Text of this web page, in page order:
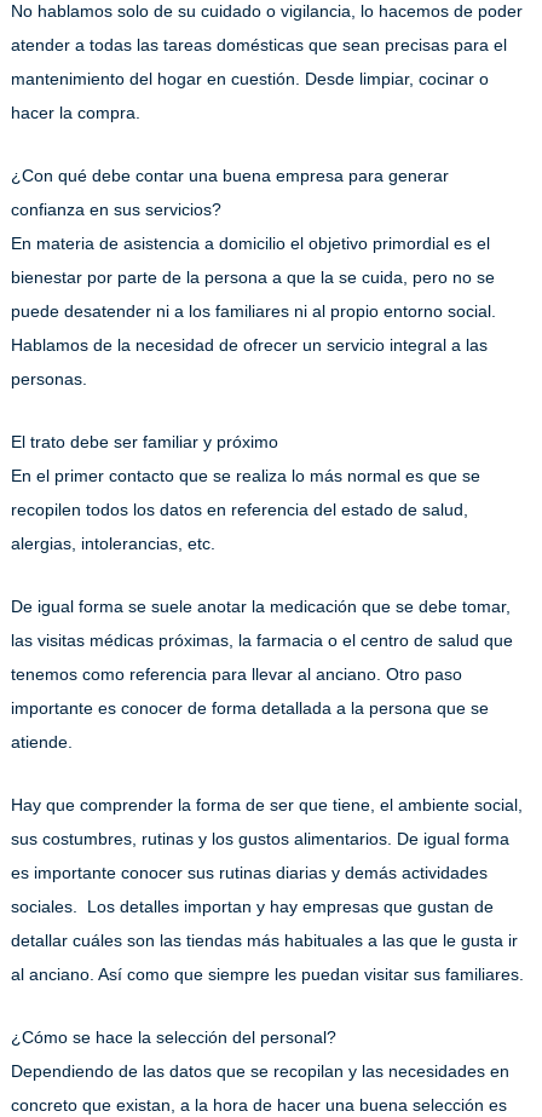
No hablamos solo de su cuidado o vigilancia, lo hacemos de poder
atender a todas las tareas domésticas que sean precisas para el
mantenimiento del hogar en cuestión. Desde limpiar, cocinar o
hacer la compra.
¿Con qué debe contar una buena empresa para generar
confianza en sus servicios?
En materia de asistencia a domicilio el objetivo primordial es el
bienestar por parte de la persona a que la se cuida, pero no se
puede desatender ni a los familiares ni al propio entorno social.
Hablamos de la necesidad de ofrecer un servicio integral a las
personas.
El trato debe ser familiar y próximo
En el primer contacto que se realiza lo más normal es que se
recopilen todos los datos en referencia del estado de salud,
alergias, intolerancias, etc.
De igual forma se suele anotar la medicación que se debe tomar,
las visitas médicas próximas, la farmacia o el centro de salud que
tenemos como referencia para llevar al anciano. Otro paso
importante es conocer de forma detallada a la persona que se
atiende.
Hay que comprender la forma de ser que tiene, el ambiente social,
sus costumbres, rutinas y los gustos alimentarios. De igual forma
es importante conocer sus rutinas diarias y demás actividades
sociales. Los detalles importan y hay empresas que gustan de
detallar cuáles son las tiendas más habituales a las que le gusta ir
al anciano. Así como que siempre les puedan visitar sus familiares.
¿Cómo se hace la selección del personal?
Dependiendo de las datos que se recopilan y las necesidades en
concreto que existan, a la hora de hacer una buena selección es